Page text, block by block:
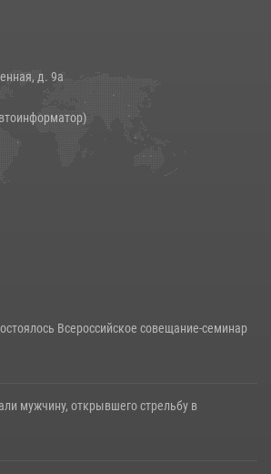
помощи (видео)
научная конференция по обобщению
д. 9а
Всероссийское совещание-семинар
мужчину, открывшего стрельбу в